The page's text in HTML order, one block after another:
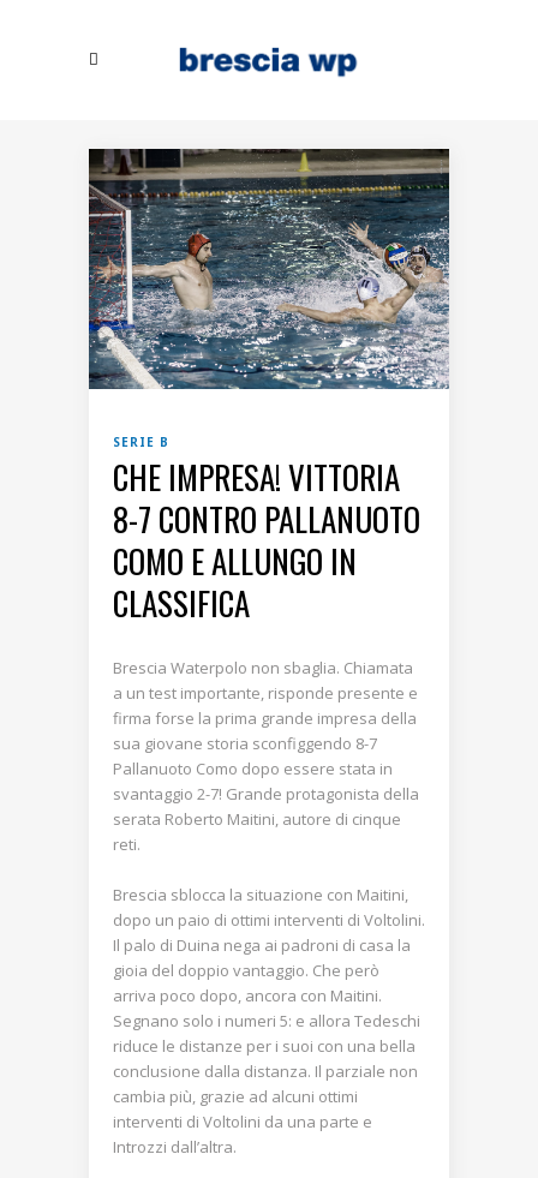
SERIE B
CHE IMPRESA! VITTORIA
8-7 CONTRO PALLANUOTO
COMO E ALLUNGO IN
CLASSIFICA
Brescia Waterpolo non sbaglia. Chiamata
a un test importante, risponde presente e
firma forse la prima grande impresa della
sua giovane storia sconfiggendo 8-7
Pallanuoto Como dopo essere stata in
svantaggio 2-7! Grande protagonista della
serata Roberto Maitini, autore di cinque
reti.
Brescia sblocca la situazione con Maitini,
dopo un paio di ottimi interventi di Voltolini.
Il palo di Duina nega ai padroni di casa la
gioia del doppio vantaggio. Che però
arriva poco dopo, ancora con Maitini.
Segnano solo i numeri 5: e allora Tedeschi
riduce le distanze per i suoi con una bella
conclusione dalla distanza. Il parziale non
cambia più, grazie ad alcuni ottimi
interventi di Voltolini da una parte e
Introzzi dall’altra.